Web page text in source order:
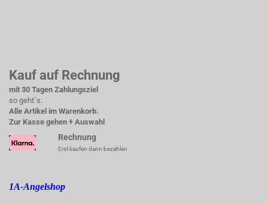
Kauf auf Rechnung
mit 30 Tagen Zahlungsziel
so geht´s:
Alle Artikel im Warenkorb.
Zur Kasse gehen + Auswahl
Rechnung
Erst kaufen dann bezahlen
1A-Angelshop